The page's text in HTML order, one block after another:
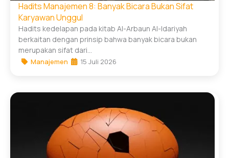
Hadits Manajemen 8: Banyak Bicara Bukan Sifat
Karyawan Unggul
Hadits kedelapan pada kitab Al-Arbaun Al-Idariyah
berkaitan dengan prinsip bahwa banyak bicara bukan
merupakan sifat dari...
Manajemen 15 Juli 2026